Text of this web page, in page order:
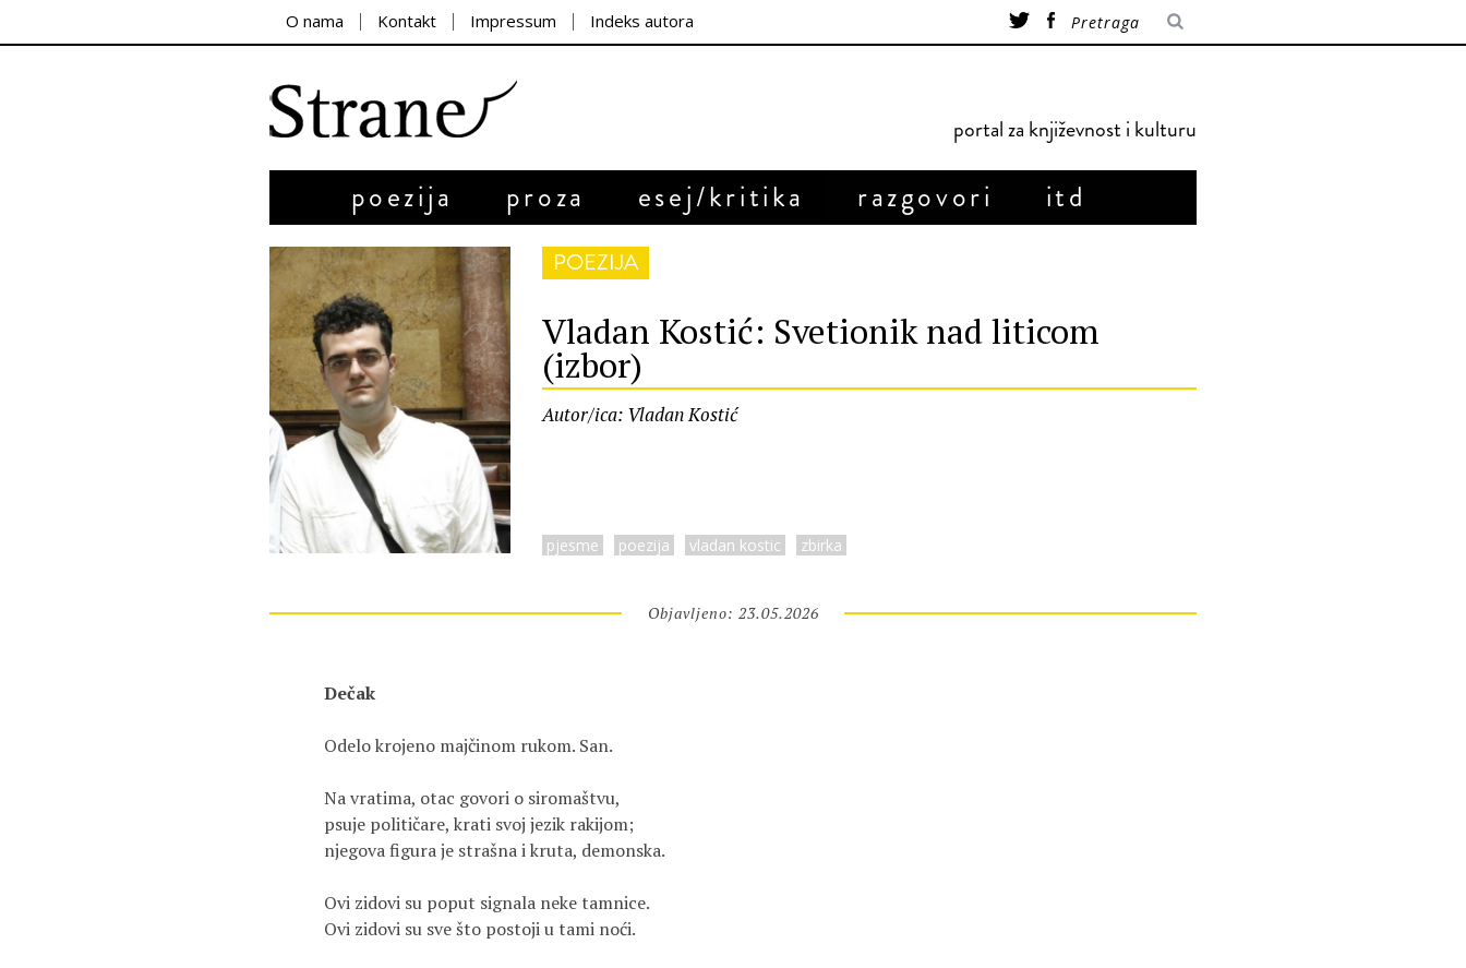
O nama Kontakt Impressum Indeks autora
portal za književnost i kulturu
poezija proza esej/kritika razgovori itd
POEZIJA
Vladan Kostić: Svetionik nad liticom
(izbor)
Autor/ica: Vladan Kostić
pjesme poezija vladan kostic zbirka
Objavljeno: 23.05.2026
Dečak
Odelo krojeno majčinom rukom. San.
Na vratima, otac govori o siromaštvu,
psuje političare, krati svoj jezik rakijom;
njegova figura je strašna i kruta, demonska.
Ovi zidovi su poput signala neke tamnice.
Ovi zidovi su sve što postoji u tami noći.